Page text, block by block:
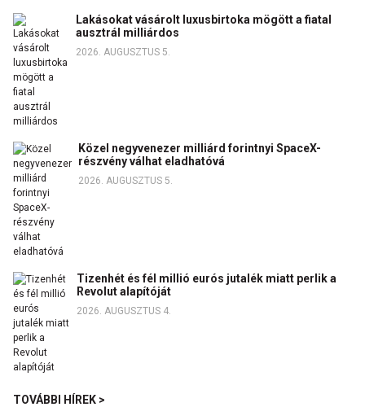
Lakásokat vásárolt luxusbirtoka mögött a fiatal
ausztrál milliárdos
2026. AUGUSZTUS 5.
Közel negyvenezer milliárd forintnyi SpaceX-
részvény válhat eladhatóvá
2026. AUGUSZTUS 5.
Tizenhét és fél millió eurós jutalék miatt perlik a
Revolut alapítóját
2026. AUGUSZTUS 4.
TOVÁBBI HÍREK >